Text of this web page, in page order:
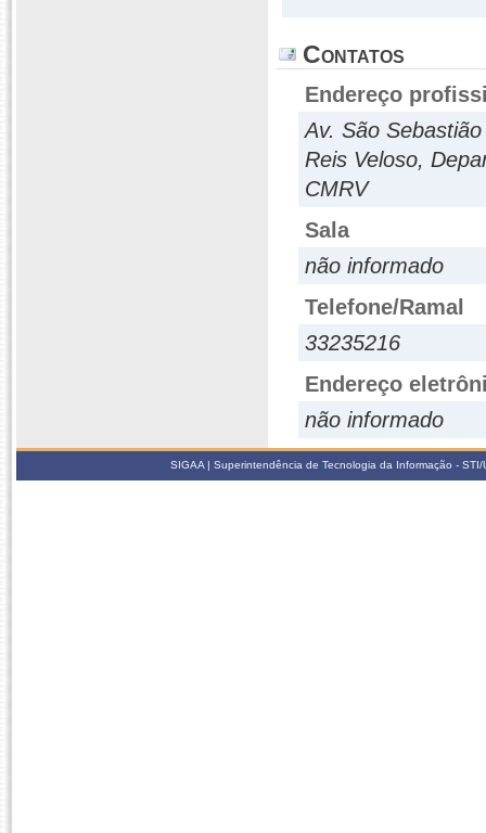
Contatos
Endereço
Av. São
Reis Veloso,
CMRV
Sala
não informado
Telefone/Ramal
33235216
Endereço
não informado
SIGAA | Superintendência de Tecnologia da Informação -